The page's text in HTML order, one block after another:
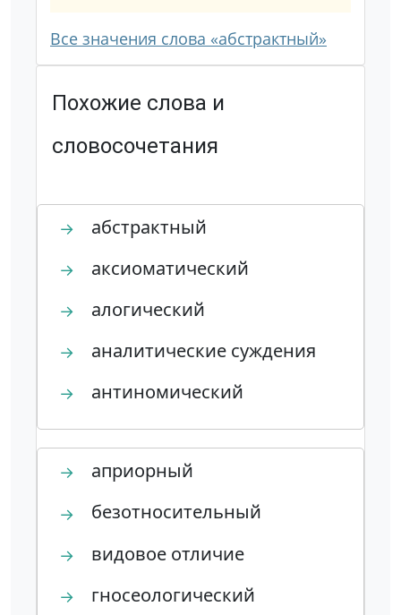
Все значения слова «абстрактный»
Похожие слова и
словосочетания
→ абстрактный
→ аксиоматический
→ алогический
→ аналитические суждения
→ антиномический
→ априорный
→ безотносительный
→ видовое отличие
→ гносеологический